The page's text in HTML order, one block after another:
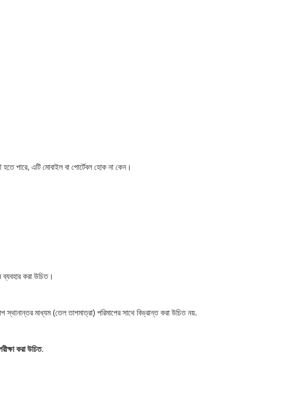
পারে, এটি মোবাইল বা পোর্টেবল হোক না কেন।
করা উচিত।
স্থানান্তর মাধ্যম (তেল তাপমাত্রা) পরিমাপের সাথে বিভ্রান্ত করা উচিত নয়.
করা উচিত.